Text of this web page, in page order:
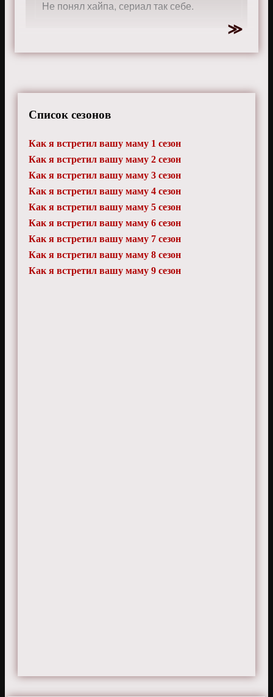
Не понял хайпа, сериал так себе.
Список сезонов
Как я встретил вашу маму 1 сезон
Как я встретил вашу маму 2 сезон
Как я встретил вашу маму 3 сезон
Как я встретил вашу маму 4 сезон
Как я встретил вашу маму 5 сезон
Как я встретил вашу маму 6 сезон
Как я встретил вашу маму 7 сезон
Как я встретил вашу маму 8 сезон
Как я встретил вашу маму 9 сезон